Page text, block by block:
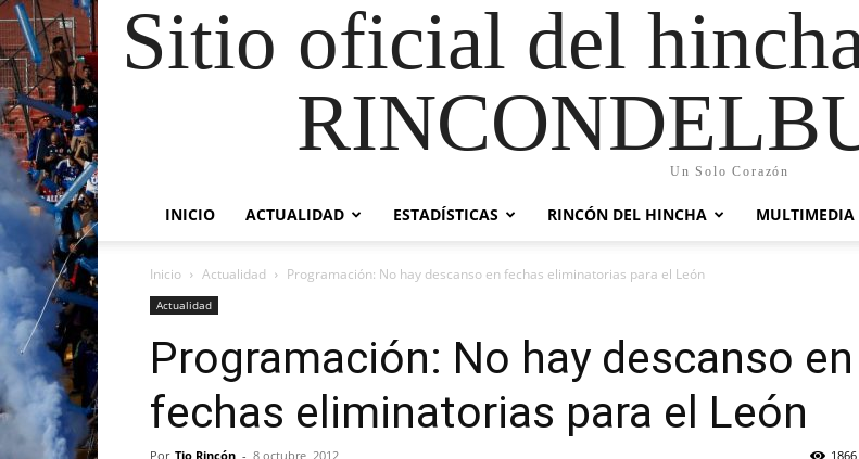
Sitio oficial del
Un Solo Corazón
INICIO ACTUALIDAD ESTADÍSTICAS RINCÓN DEL HINCHA MULTIMEDIA
Inicio Actualidad Programación: No hay descanso en fechas eliminatorias para el León
Actualidad
Programación: No hay descanso en
fechas eliminatorias para el León
Por Tio Rincón - 8 octubre, 2012 1866